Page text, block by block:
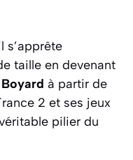
s’apprête
taille en devenant
à partir de
2 et ses jeux
pilier du